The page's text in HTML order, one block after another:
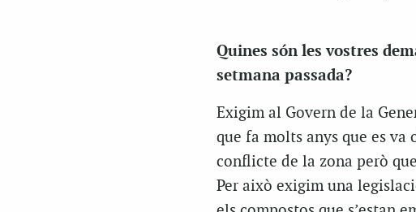
Quines són les vostres
setmana passada?
Exigim al Govern de la
que fa molts anys que es
conflicte de la zona però
Per això exigim una